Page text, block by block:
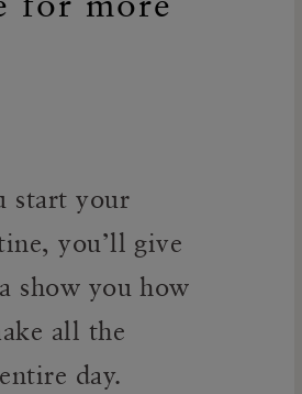
start your
you’ll give
show you how
all the
day.